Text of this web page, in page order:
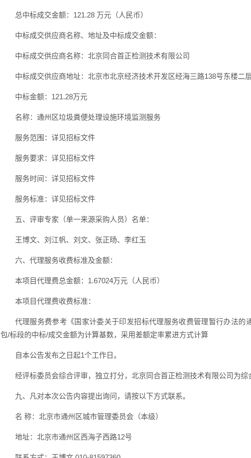
总中标成交金额：121.28 万元（人民币）
中标成交供应商名称、地址及中标成交金额：
中标成交供应商名称：北京同合首正检测技术有限公司
中标成交供应商地址：北京市北京经济技术开发区经海三路138号东楼二
中标金额：121.28万元
名称：通州区垃圾粪便处理设施环境监测服务
服务范围：详见招标文件
服务要求：详见招标文件
服务时间：详见招标文件
服务标准：详见招标文件
五、评审专家（单一来源采购人员）名单：
王博文、刘江帆、刘文、张正旸、李红玉
六、代理服务收费标准及金额：
本项目代理费总金额：1.67024万元（人民币）
本项目代理费收费标准：
代理服务费参考《国家计委关于印发招标代理服务收费管理暂行办法的
包/标段的中标/成交金额为计算基数，采用差额定率累进方式计算
自本公告发布之日起1个工作日。
经评标委员会综合评审，独立打分，北京同合首正检测技术有限公司为
九、凡对本次公告内容提出询问，请按以下方式联系。
名 称：北京市通州区城市管理委员会（本级）
地址：北京市通州区西海子西路12号